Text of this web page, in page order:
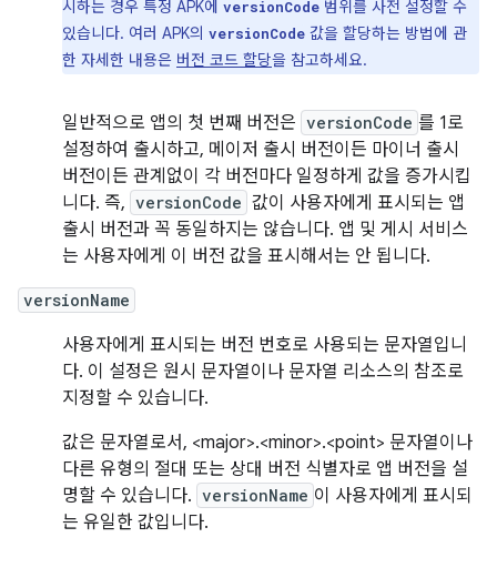
시하는 경우 특정 APK에 versionCode 범위를 사전 설정할 수
있습니다. 여러 APK의 versionCode 값을 할당하는 방법에 관
한 자세한 내용은 버전 코드 할당을 참고하세요.
일반적으로 앱의 첫 번째 버전은 versionCode 를 1로
설정하여 출시하고, 메이저 출시 버전이든 마이너 출시
버전이든 관계없이 각 버전마다 일정하게 값을 증가시킵
니다. 즉, versionCode 값이 사용자에게 표시되는 앱
출시 버전과 꼭 동일하지는 않습니다. 앱 및 게시 서비스
는 사용자에게 이 버전 값을 표시해서는 안 됩니다.
versionName
사용자에게 표시되는 버전 번호로 사용되는 문자열입니
다. 이 설정은 원시 문자열이나 문자열 리소스의 참조로
지정할 수 있습니다.
값은 문자열로서, <major>.<minor>.<point> 문자열이나
다른 유형의 절대 또는 상대 버전 식별자로 앱 버전을 설
명할 수 있습니다. versionName 이 사용자에게 표시되
는 유일한 값입니다.